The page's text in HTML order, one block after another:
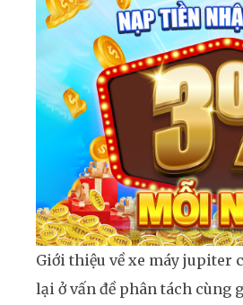
Giới thiệu về xe máy jupiter
lại ở vấn đề phân tách cùng